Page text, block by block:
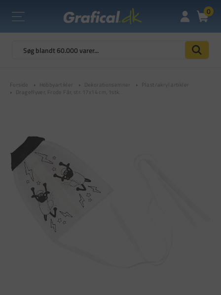
0
Forside Hobbyartikler Dekorationsemner
Plast/akryl artikler
Drageflyver, Frode Får, str. 17x14 cm, 1stk.